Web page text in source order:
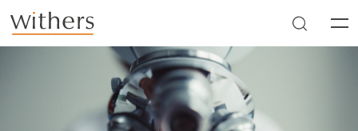
Skip to main content